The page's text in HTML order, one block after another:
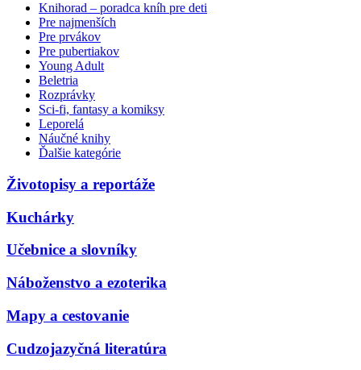
Knihorad – poradca kníh pre deti
Pre najmenších
Pre prvákov
Pre pubertiakov
Young Adult
Beletria
Rozprávky
Sci-fi, fantasy a komiksy
Leporelá
Náučné knihy
Ďalšie kategórie
Životopisy a reportáže
Kuchárky
Učebnice a slovníky
Náboženstvo a ezoterika
Mapy a cestovanie
Cudzojazyčná literatúra